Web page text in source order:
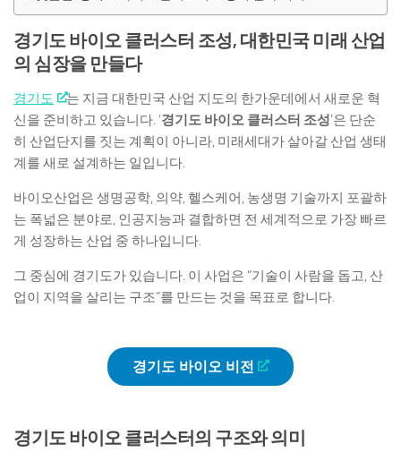
경기도 바이오 클러스터 조성, 대한민국 미래 산업
의 심장을 만들다
경기도
는 지금 대한민국 산업 지도의 한가운데에서 새로운 혁
신을 준비하고 있습니다. ‘경기도 바이오 클러스터 조성’은 단순
히 산업단지를 짓는 계획이 아니라, 미래세대가 살아갈 산업 생태
계를 새로 설계하는 일입니다.
바이오산업은 생명공학, 의약, 헬스케어, 농생명 기술까지 포괄하
는 폭넓은 분야로, 인공지능과 결합하면 전 세계적으로 가장 빠르
게 성장하는 산업 중 하나입니다.
그 중심에 경기도가 있습니다. 이 사업은 “기술이 사람을 돕고, 산
업이 지역을 살리는 구조”를 만드는 것을 목표로 합니다.
경기도 바이오 비전
경기도 바이오 클러스터의 구조와 의미